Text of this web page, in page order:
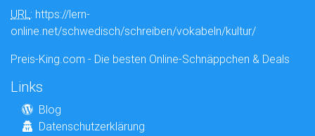
URL: https://lern-
online.net/schwedisch/schreiben/vokabeln/kultur/
Preis-King.com - Die besten Online-Schnäppchen & Deals
Links
Blog
Datenschutzerklärung